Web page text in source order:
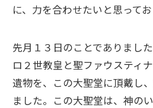
に、力を合わせたいと思ってお
先月１３日のことでありまし
ロ２世教皇と聖ファウスティ
遺物を、この大聖堂に頂戴し
ました。この大聖堂は、神の